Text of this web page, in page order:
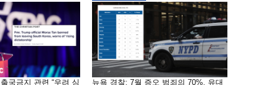
국금지 관련 “우려 심 뉴욕 경찰: 7월 증오 범죄의 70%, 유대